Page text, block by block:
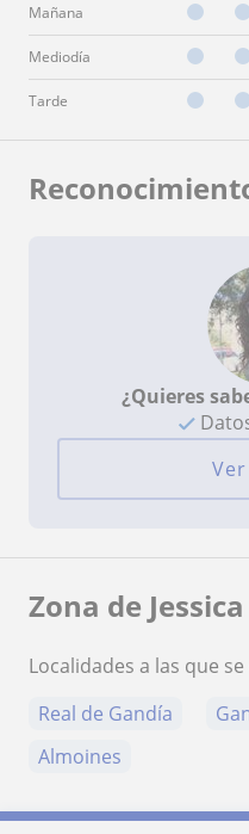
Mañana
Mediodía
Tarde
¿Quieres
Zona de Jessica
Localidades a las que
Real de Gandía
Almoines